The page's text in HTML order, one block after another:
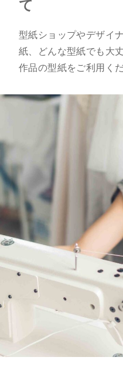
て
型紙ショップやデザイ
紙、どんな型紙でも大
作品の型紙をご利用くだ